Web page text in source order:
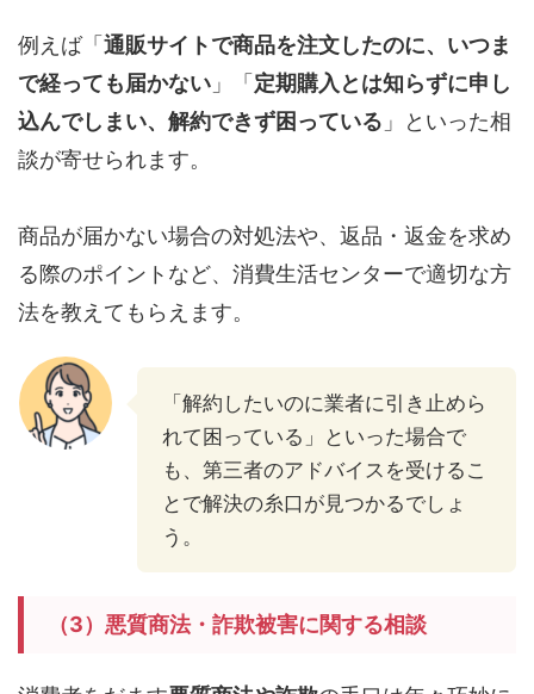
例えば「 通販サイトで商品を注文したのに、いつま
で経っても届かない 」「 定期購入とは知らずに申し
込んでしまい、解約できず困っている 」といった相
談が寄せられます。
商品が届かない場合の対処法や、返品・返金を求め
る際のポイントなど、消費生活センターで適切な方
法を教えてもらえます。
「解約したいのに業者に引き止めら
れて困っている」といった場合で
も、第三者のアドバイスを受けるこ
とで解決の糸口が見つかるでしょ
う。
（3）悪質商法・詐欺被害に関する相談